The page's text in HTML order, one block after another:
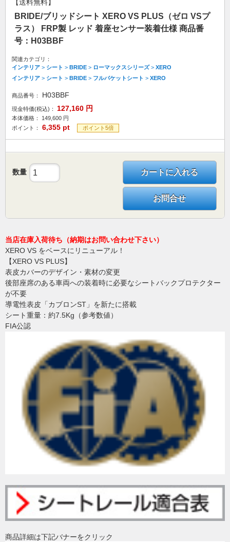
【送料無料】
BRIDE/ブリッドシート XERO VS PLUS（ゼロ VSプ
ラス） FRP製 レッド 着座センサー装着仕様 商品番
号：H03BBF
関連カテゴリ：
インテリア > シート > BRIDE > ローマックスシリーズ> XERO
インテリア > シート > BRIDE > フルバケットシート > XERO
商品番号： H03BBF
現金特価(税込)： 127,160 円
本体価格： 149,600 円
ポイント：
6,355 pt ポイント5倍
数量 カートに入れる
お問合せ
当店在庫入荷待ち（納期はお問い合わせ下さい）
XERO VS をベースにリニューアル！
【XERO VS PLUS】
表皮カバーのデザイン・素材の変更
後部座席のある車両への装着時に必要なシートバックプロテクター
が不要
導電性表皮「カブロンST」を新たに搭載
シート重量：約7.5Kg（参考数値）
FIA公認
商品詳細は下記バナーをクリック